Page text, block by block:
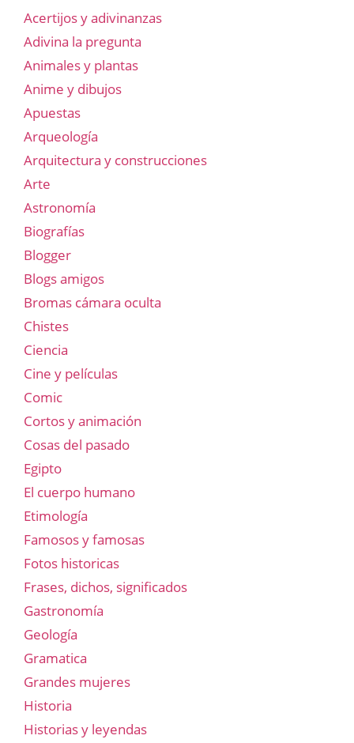
Acertijos y adivinanzas
Adivina la pregunta
Animales y plantas
Anime y dibujos
Apuestas
Arqueología
Arquitectura y construcciones
Arte
Astronomía
Biografías
Blogger
Blogs amigos
Bromas cámara oculta
Chistes
Ciencia
Cine y películas
Comic
Cortos y animación
Cosas del pasado
Egipto
El cuerpo humano
Etimología
Famosos y famosas
Fotos historicas
Frases, dichos, significados
Gastronomía
Geología
Gramatica
Grandes mujeres
Historia
Historias y leyendas